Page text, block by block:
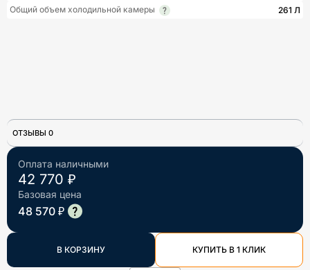
Оплата наличными
42 770 ₽
Базовая цена
48 570 ₽
В КОРЗИНУ КУПИТЬ В 1 КЛИК
Общий объем холодильной камеры
261 Л
ОТЗЫВЫ 0